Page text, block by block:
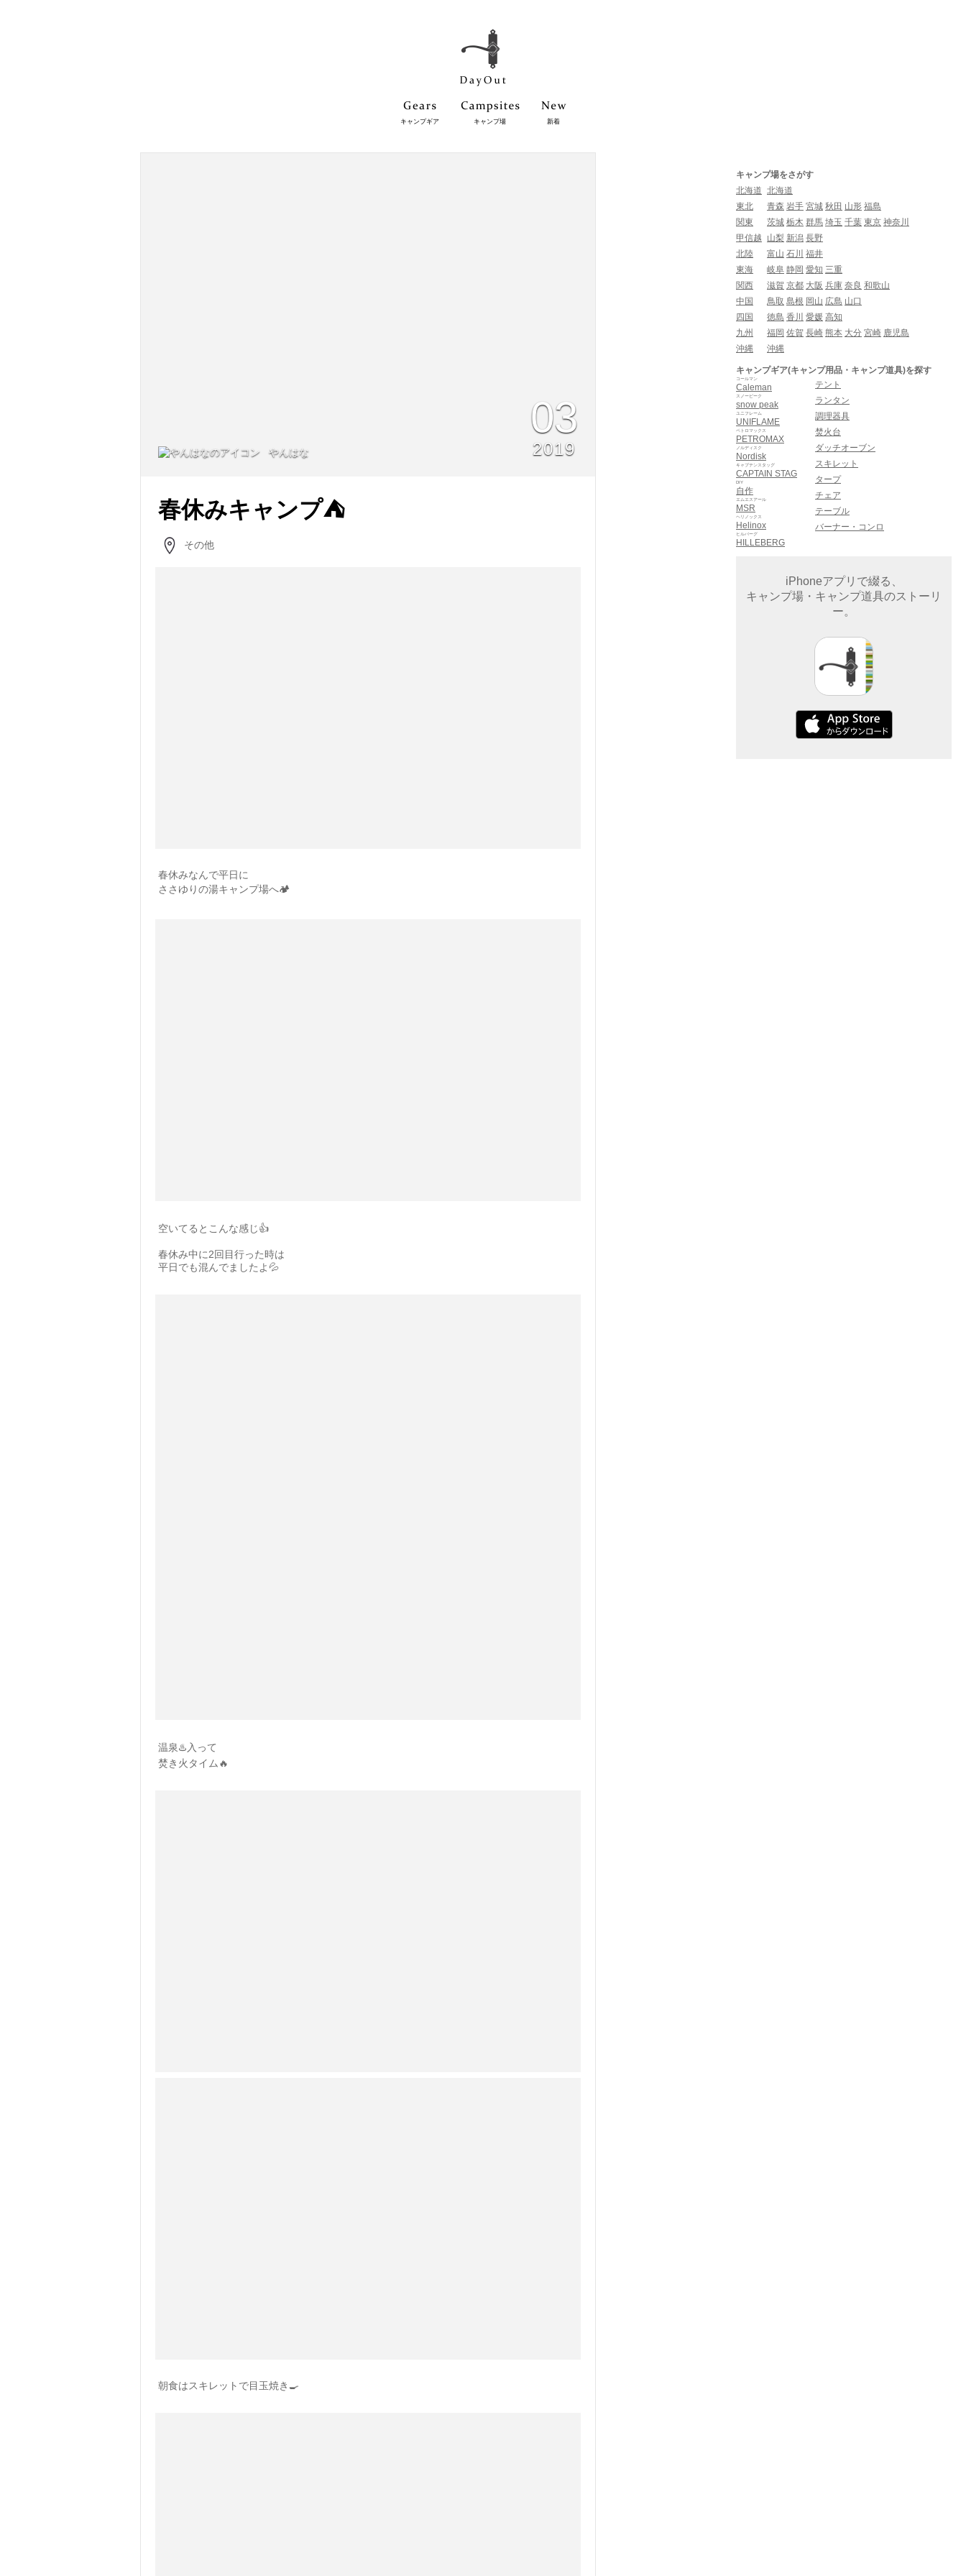
キャンプギア キャンプ場 新着
やんはな
03
2019
春休みキャンプ⛺️
その他
春休みなんで平日に
ささゆりの湯キャンプ場へ🏕
空いてるとこんな感じ👍
春休み中に2回目行った時は
平日でも混んでましたよ💦
温泉♨️入って
焚き火タイム🔥
朝食はスキレットで目玉焼き🍳
キャンプ場をさがす
北海道 北海道
東北
青森 岩手 宮城 秋田 山形 福島
関東
茨城 栃木 群馬 埼玉 千葉 東京 神奈川
甲信越
山梨 新潟 長野
北陸
富山 石川 福井
東海
岐阜 静岡 愛知 三重
関西
滋賀 京都 大阪 兵庫 奈良 和歌山
中国
鳥取 島根 岡山 広島 山口
四国
徳島 香川 愛媛 高知
九州
福岡 佐賀 長崎 熊本 大分 宮崎 鹿児島
沖縄
沖縄
キャンプギア(キャンプ用品・キャンプ道具)を探す
Caleman
コールマン
snow peak
スノーピーク
UNIFLAME
ユニフレーム
PETROMAX
ペトロマックス
Nordisk
ノルディスク
CAPTAIN STAG
キャプテンスタッグ
自作
DIY
MSR
エムエスアール
Helinox
ヘリノックス
HILLEBERG
ヒルバーグ
テント
ランタン
調理器具
焚火台
ダッチオーブン
スキレット
タープ
チェア
テーブル
バーナー・コンロ
iPhoneアプリで綴る、
キャンプ場・キャンプ道具のストーリ
ー。